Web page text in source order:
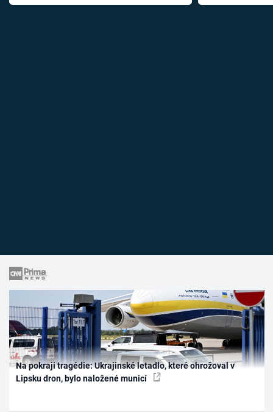
Na pokraji tragédie: Ukrajinské letadlo, které ohrožoval v
Lipsku dron, bylo naložené municí